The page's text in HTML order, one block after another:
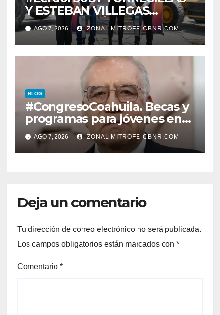
Y ESTEBAN VILLEGAS
ENTREGAN TÍTULOS DE
PROPIEDAD A FAMILIAS
LERDENSES Y DAN
ARRANQUE A LA
CONSTRUCCIÓN DE DOMO
EN CARLOS REAL*
AGO 7, 2026 ZONALIMITROFE-CBNR.COM
BLOG
#CongresoCoahuila. Becas y
programas para jóvenes en
áreas agropecuarias, plantea
Raúl Onofre
AGO 7, 2026 ZONALIMITROFE-CBNR.COM
Deja un comentario
Tu dirección de correo electrónico no será publicada.
Los campos obligatorios están marcados con *
Comentario *